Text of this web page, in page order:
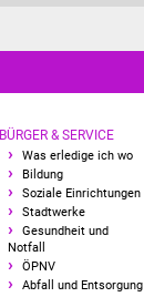
BÜRGER & SERVICE
Was erledige ich wo
Bildung
Soziale Einrichtungen
Stadtwerke
Gesundheit und
Notfall
ÖPNV
Abfall und Entsorgung